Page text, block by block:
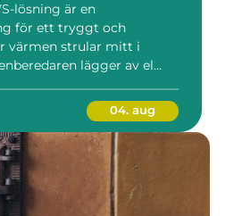
lösning är en
för ett tryggt och
värmen strular mitt i
lägger av el...
04. aug